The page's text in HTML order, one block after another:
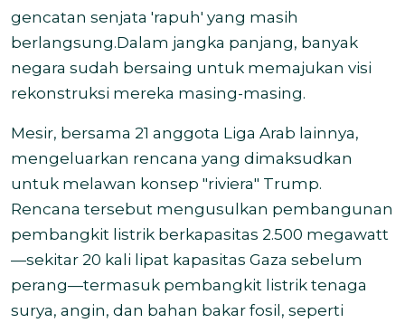
gencatan senjata 'rapuh' yang masih
berlangsung.Dalam jangka panjang, banyak
negara sudah bersaing untuk memajukan visi
rekonstruksi mereka masing-masing.
Mesir, bersama 21 anggota Liga Arab lainnya,
mengeluarkan rencana yang dimaksudkan
untuk melawan konsep "riviera" Trump.
Rencana tersebut mengusulkan pembangunan
pembangkit listrik berkapasitas 2.500 megawatt
—sekitar 20 kali lipat kapasitas Gaza sebelum
perang—termasuk pembangkit listrik tenaga
surya, angin, dan bahan bakar fosil, seperti